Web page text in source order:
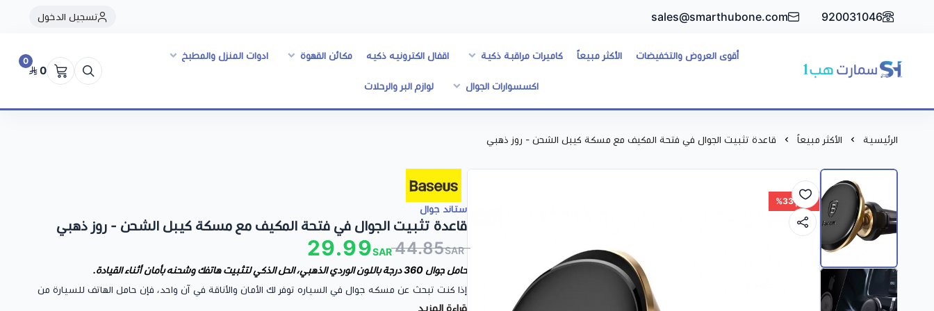
920031046
sales@smarthubone.com تسجيل الدخول
سمارت هبSmart Hub1
أقوى العروض والتخفيضات الأكثر مبيعاً كاميرات مراقبة ذكية اقفال الكترونيه ذكيه مكائن القهوة ادوات المنزل والمطبخ
اكسسوارات الجوال لوازم البر والرحلات
0
0
الرئيسية الأكثر مبيعاً قاعدة تثبيت الجوال في فتحة المكيف مع مسكة كيبل الشحن - روز ذهبي
خصم 33%
ستاند جوال
قاعدة تثبيت الجوال في فتحة المكيف مع مسكة كيبل الشحن - روز ذهبي
44.85SAR
29.99SAR
حامل جوال 360 درجة باللون الوردي الذهبي، الحل الذكي لتثبيت هاتفك وشحنه بأمان أثناء القيادة.
إذا كنت تبحث عن مسكه جوال في السياره توفر لك الأمان والأناقة في آن واحد، فإن حامل الهاتف للسيارة من
بيسوس هو خيارك المثالي. يتميز بقوة مغناطيسية عالية تحافظ على ثبات هاتفك حتى في الطرق الوعرة،
قراءة المزيد